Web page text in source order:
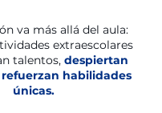
va más allá del aula:
extraescolares
talentos, despiertan
refuerzan habilidades
únicas.